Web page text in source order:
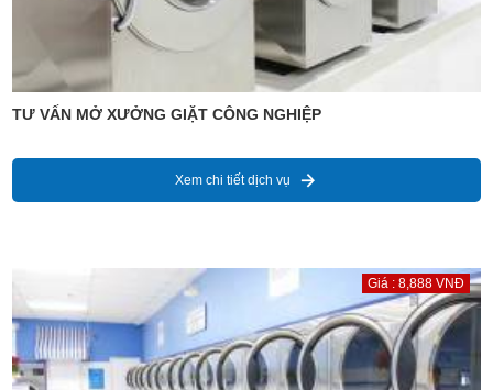
TƯ VẤN MỞ XƯỞNG GIẶT CÔNG NGHIỆP
Xem chi tiết dịch vụ
Giá : 8,888 VNĐ